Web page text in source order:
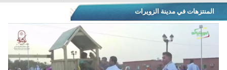
المنتزهات في مدينة الزويرات